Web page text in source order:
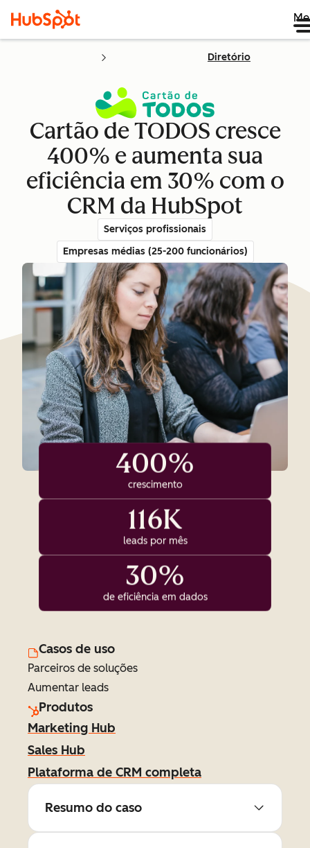
Diretório
Cartão de TODOS cresce
400% e aumenta sua
eficiência em 30% com o
CRM da HubSpot
Serviços profissionais
Empresas médias (25-200 funcionários)
400%
crescimento
116K
leads por mês
30%
de eficiência em dados
Casos de uso
Parceiros de soluções
Aumentar leads
Produtos
Marketing Hub
Sales Hub
Plataforma de CRM completa
Resumo do caso